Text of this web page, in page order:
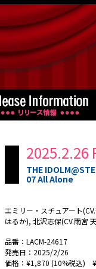
2025.2.26
THE
07 All Alone
エミリー・スチュアート
はるか), 北沢志保(CV.雨宮
品番：LACM-24617
発売日：2025/2/26
価格：¥1,870 (10%税込)